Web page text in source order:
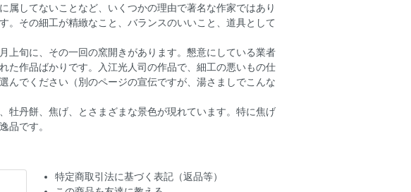
属してないことなど、いくつかの理由で著名な作家ではあり
。その細工が精緻なこと、バランスのいいこと、道具として
上旬に、その一回の窯開きがあります。懇意にしている業者
た作品ばかりです。入江光人司の作品で、細工の悪いもの仕
んでください（別のページの宣伝ですが、湯さましでこんな
牡丹餅、焦げ、とさまざまな景色が現れています。特に焦げ
品です。
特定商取引法に基づく表記（返品等）